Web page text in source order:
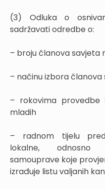
(3) Odluka o
sadržavati odredbe o:
– broju članova savjeta
– načinu izbora
– rokovima provedbe
mladih
– radnom tijelu
lokalne, odnosno
samouprave koje
izrađuje listu valjanih